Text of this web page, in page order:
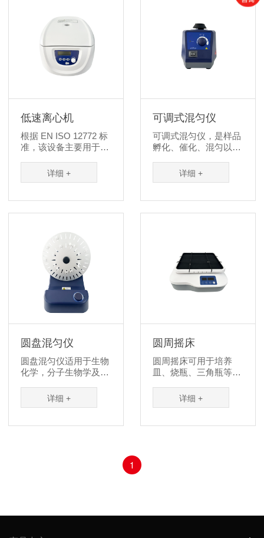
0.1mL~250mL 的样品
体积。
低速离心机
根据 EN ISO 12772 标
准，该设备主要用于临
疫学、血站等领域，是
实验室中用于离心沉淀
详细 +
可调式混匀仪
可调式混匀仪，是样品
孵化、催化、混匀以及
自动化工具。
详细 +
圆盘混匀仪
圆盘混匀仪适用于生物
化学，分子生物学及临
1.5 至 50mL 试管内的
样品进行温和而有效的
淀、血液抗凝、乳胶比
详细 +
圆周摇床
圆周摇床可用于培养
皿、烧瓶、三角瓶等的
悬、溶解性研究、细菌
及酵母培养、提取过
测、杂交、通用混匀、
详细 +
1